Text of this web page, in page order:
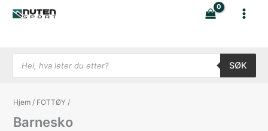
rett
Products search
SØK
Hjem / FOTTØY /
Barnesko